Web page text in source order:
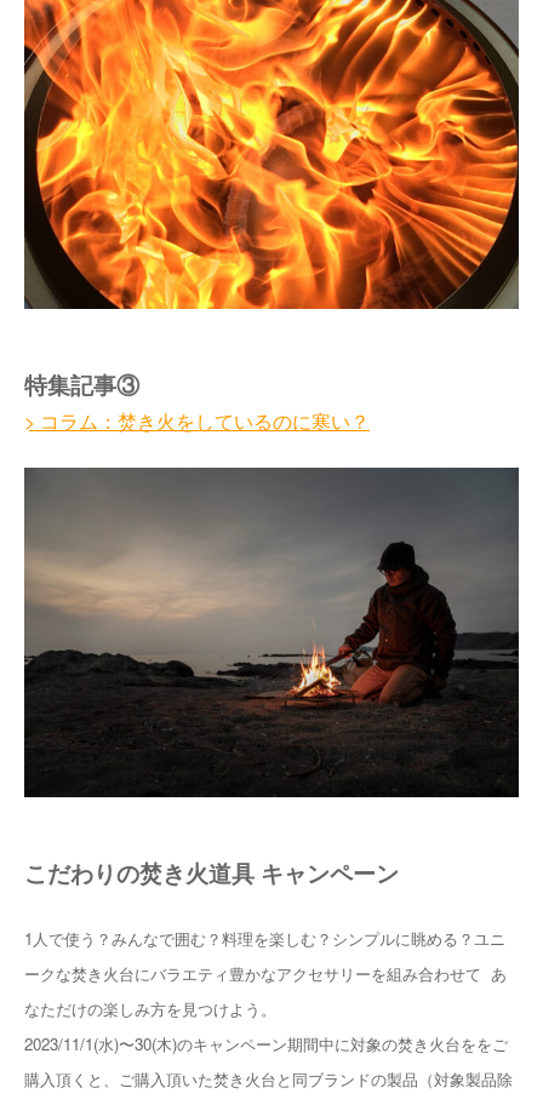
特集記事③
> コラム：焚き火をしているのに寒い？
こだわりの焚き火道具 キャンペーン
1人で使う？みんなで囲む？料理を楽しむ？シンプルに眺める？ユニ
ークな焚き火台にバラエティ豊かなアクセサリーを組み合わせて あ
なただけの楽しみ方を見つけよう。
2023/11/1(水)〜30(木)のキャンペーン期間中に対象の焚き火台ををご
購入頂くと、ご購入頂いた焚き火台と同ブランドの製品（対象製品除